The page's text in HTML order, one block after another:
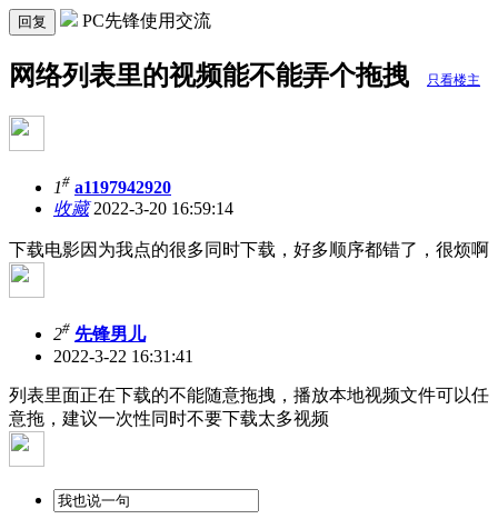
回复 PC先锋使用交流
网络列表里的视频能不能弄个拖拽 只看楼主
1# a1197942920
收藏2022-3-20 16:59:14
下载电影因为我点的很多同时下载，好多顺序都错了，很烦啊
2# 先锋男儿
2022-3-22 16:31:41
列表里面正在下载的不能随意拖拽，播放本地视频文件可以任
意拖，建议一次性同时不要下载太多视频